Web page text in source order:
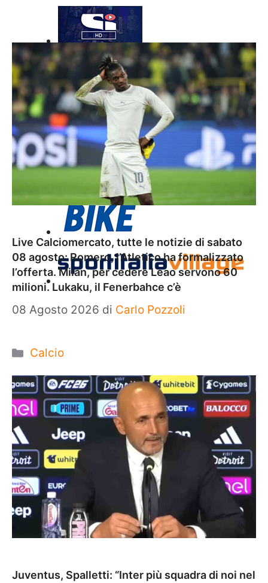
Live Calciomercato, tutte le notizie di sabato
08 agosto: Romero, l’Atletico ha formalizzato
l’offerta. Milan, per cedere Leao servono 60
milioni. Lukaku, il Fenerbahce c’è
08 Agosto 2026 di Carlo Pozzoli
Categorie
Calcio
Juventus, Spalletti: “Inter più squadra di noi nel